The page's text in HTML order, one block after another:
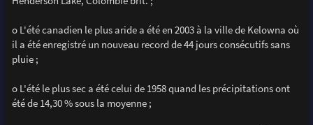
o L'été canadien le plus aride a été en 2003 à la ville de Kelowna où
il a été enregistré un nouveau record de 44 jours consécutifs sans
pluie ;
o L'été le plus sec a été celui de 1958 quand les précipitations ont
été de 14,30 % sous la moyenne ;